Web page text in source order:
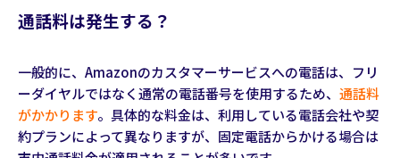
通話料は発生する？
一般的に、Amazonのカスタマーサービスへの電話は、フリ
ーダイヤルではなく通常の電話番号を使用するため、 通話料
がかかります。具体的な料金は、利用している電話会社や契
約プランによって異なりますが、固定電話からかける場合は